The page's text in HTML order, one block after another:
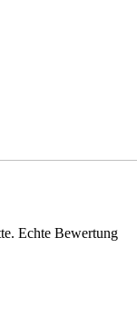
Echte Bewertung